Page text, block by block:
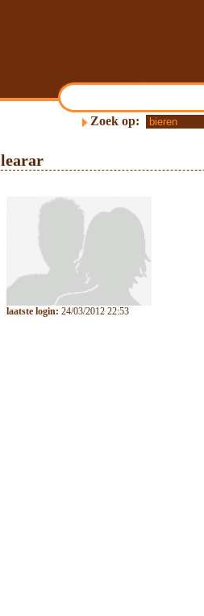
Zoek op:
learar
laatste login: 24/03/2012 22:53